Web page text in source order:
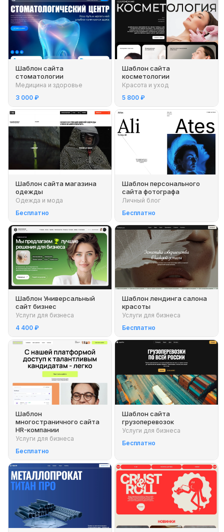
Шаблон сайта
стоматологии
Медицина и здоровье
3 000 ₽
Шаблон сайта
косметологии
Красота и уход
5 800 ₽
Шаблон сайта магазина
одежды
Одежда и мода
Бесплатно
Шаблон персонального
сайта фотографа
Личный блог
Бесплатно
Шаблон Универсальный
сайт бизнес
Услуги для бизнеса
4 400 ₽
Шаблон лендинга салона
красоты
Услуги для бизнеса
Бесплатно
Шаблон
многостраничного сайта
HR-компании
Услуги для бизнеса
Бесплатно
Шаблон сайта
грузоперевозок
Услуги для бизнеса
Бесплатно